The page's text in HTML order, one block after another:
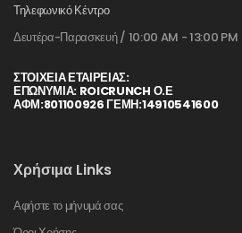
Τηλεφωνικό Κέντρο
Δευτέρα-Παρασκευή / 10:00 AM - 13:00 PM
ΣΤΟΙΧΕΊΑ ΕΤΑΙΡΕΊΑΣ:
ΕΠΩΝΥΜΙΑ: ROICRUNCH Ο.Ε
ΑΦΜ:801100926 ΓΕΜΗ:14910541600
Χρήσιμα Links
Αφήστε το μήνυμά σας